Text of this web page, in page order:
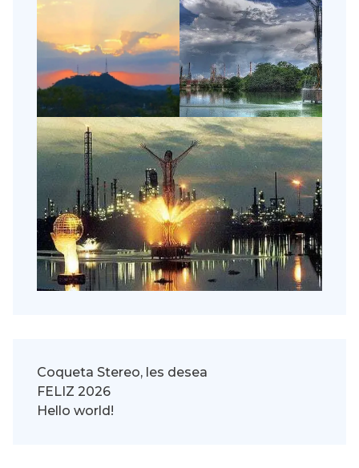
Coqueta Stereo, les desea
FELIZ 2026
Hello world!